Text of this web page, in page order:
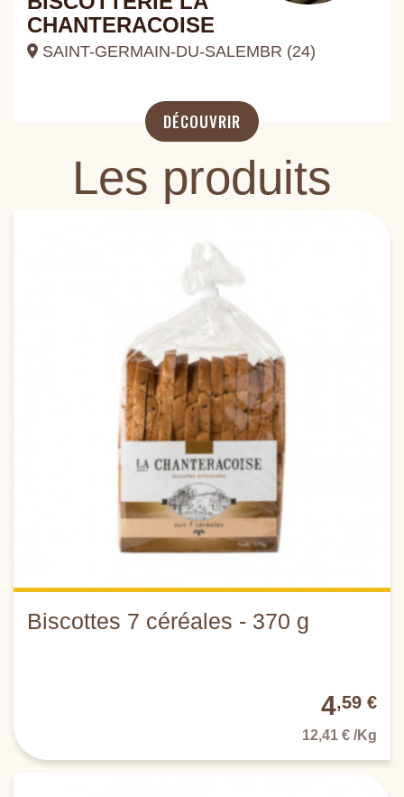
CHANTERACOISE
SAINT-GERMAIN-DU-SALEMBR (24)
DÉCOUVRIR
Les produits
Biscottes 7 céréales - 370 g
4,59 €
12,41 € /Kg